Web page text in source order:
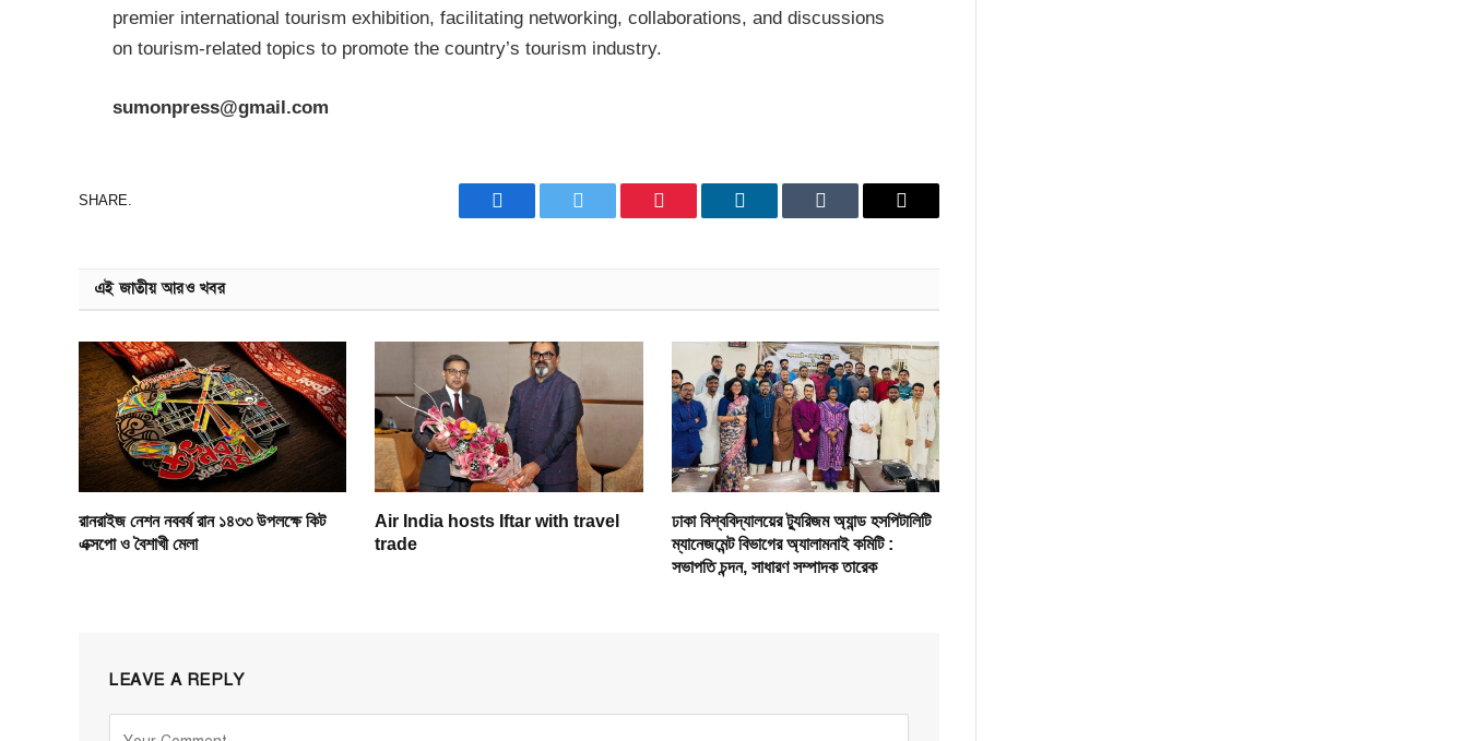
premier international tourism exhibition, facilitating networking, collaborations, and discussions
on tourism-related topics to promote the country’s tourism industry.
sumonpress@gmail.com
SHARE.
FacebookTwitter PinterestLinkedIn Tumblr Email
এই জাতীয় আরও খবর
রানরাইজ নেশন নববর্ষ রান ১৪৩৩ উপলক্ষে কিট
এক্সপো ও বৈশাখী মেলা
Air India hosts Iftar with travel
trade
ঢাকা বিশ্ববিদ্যালয়ের ট্যুরিজম অ্যান্ড হসপিটালিটি
ম্যানেজমেন্ট বিভাগের অ্যালামনাই কমিটি :
সভাপতি চন্দন, সাধারণ সম্পাদক তারেক
LEAVE A REPLY